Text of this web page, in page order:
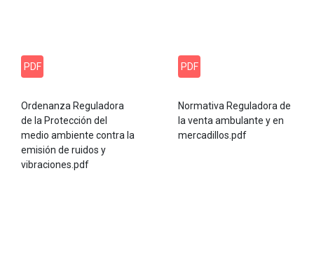
PDF
Ordenanza Reguladora
de la Protección del
medio ambiente contra la
emisión de ruidos y
vibraciones.pdf
PDF
Normativa Reguladora de
la venta ambulante y en
mercadillos.pdf